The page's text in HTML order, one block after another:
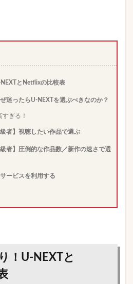
とNetflixの比較表
迷ったらU-NEXTを選ぶべきなのか？
ぎる！
者】視聴したい作品で選ぶ
者】圧倒的な作品数／新作の速さで選
ービスを利用する
！U-NEXTと